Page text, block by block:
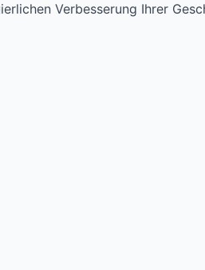
Verbesserung Ihrer